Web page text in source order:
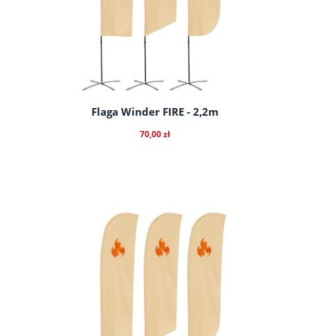
Flaga Winder FIRE - 2,2m
70,00 zł
do koszyka